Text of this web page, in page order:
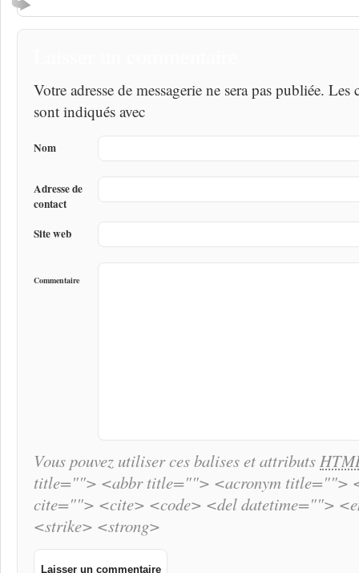
Votre adresse de messagerie ne sera pas publiée.
sont indiqués avec
Nom
Adresse de
contact
Site web
Commentaire
Vous pouvez utiliser ces balises et attributs
title=""> <abbr title=""> <acronym title="">
cite=""> <cite> <code> <del datetime="">
<strike> <strong>